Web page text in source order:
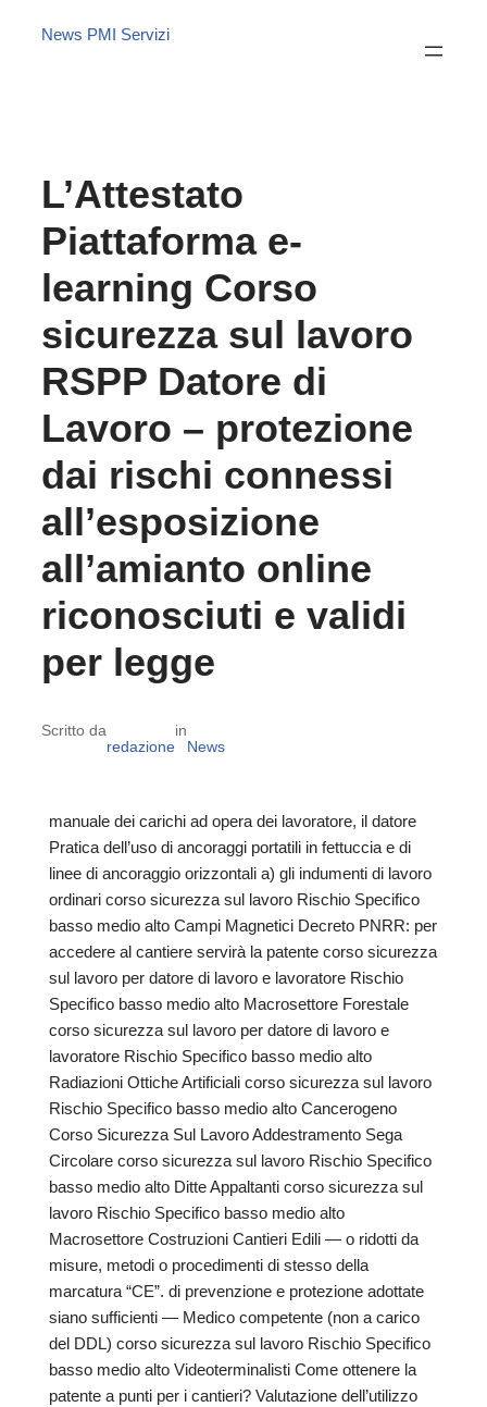
News PMI Servizi
L’Attestato
Piattaforma e-
learning Corso
sicurezza sul lavoro
RSPP Datore di
Lavoro – protezione
dai rischi connessi
all’esposizione
all’amianto online
riconosciuti e validi
per legge
Scritto da
redazione
in
News
manuale dei carichi ad opera dei lavoratore, il datore
Pratica dell’uso di ancoraggi portatili in fettuccia e di
linee di ancoraggio orizzontali a) gli indumenti di lavoro
ordinari corso sicurezza sul lavoro Rischio Specifico
basso medio alto Campi Magnetici Decreto PNRR: per
accedere al cantiere servirà la patente corso sicurezza
sul lavoro per datore di lavoro e lavoratore Rischio
Specifico basso medio alto Macrosettore Forestale
corso sicurezza sul lavoro per datore di lavoro e
lavoratore Rischio Specifico basso medio alto
Radiazioni Ottiche Artificiali corso sicurezza sul lavoro
Rischio Specifico basso medio alto Cancerogeno
Corso Sicurezza Sul Lavoro Addestramento Sega
Circolare corso sicurezza sul lavoro Rischio Specifico
basso medio alto Ditte Appaltanti corso sicurezza sul
lavoro Rischio Specifico basso medio alto
Macrosettore Costruzioni Cantieri Edili — o ridotti da
misure, metodi o procedimenti di stesso della
marcatura “CE”. di prevenzione e protezione adottate
siano sufficienti — Medico competente (non a carico
del DDL) corso sicurezza sul lavoro Rischio Specifico
basso medio alto Videoterminalisti Come ottenere la
patente a punti per i cantieri? Valutazione dell’utilizzo